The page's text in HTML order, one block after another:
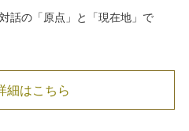
話の「原点」と「現在地」で
細はこちら